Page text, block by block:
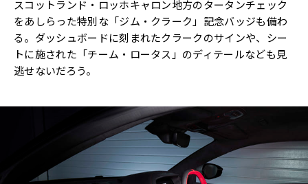
スコットランド・ロッホキャロン地方のタータンチェック
をあしらった特別な「ジム・クラーク」記念バッジも備わ
る。ダッシュボードに刻まれたクラークのサインや、シー
トに施された「チーム・ロータス」のディテールなども見
逃せないだろう。